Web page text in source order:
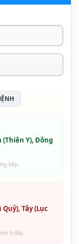
(Thiên Y), Đông
bếp.
Tây (Lục
ở đây.